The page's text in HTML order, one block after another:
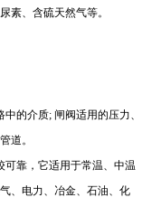
素、含硫天然气等。
的介质; 闸阀适用的压力、
道。
可靠，它适用于常温、中温
、电力、冶金、石油、化